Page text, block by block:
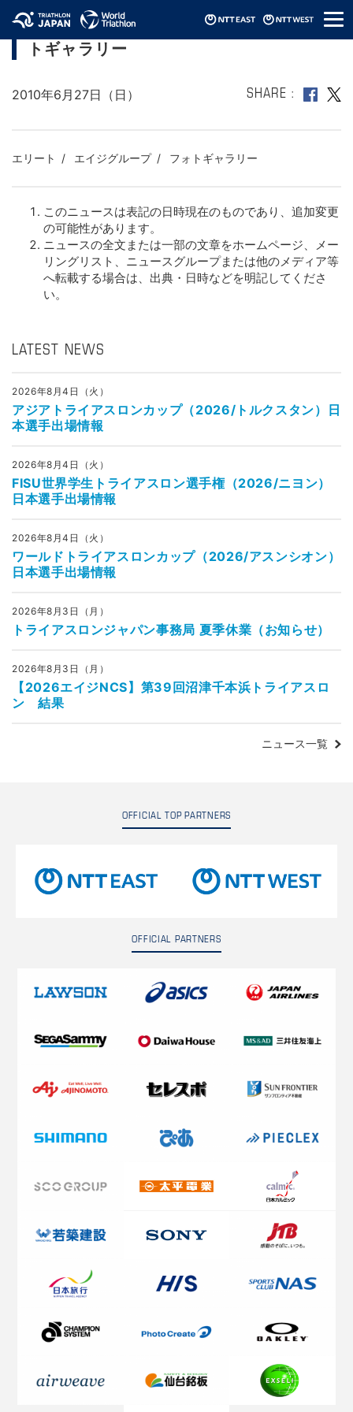
メ
ニ
2010日本スプリント選手権幕張大会フォ
トギャラリー
2010年6月27日（日） SHARE
エリート エイジグループ フォトギャラリー
このニュースは表記の日時現在のものであり、追加変更
の可能性があります。
ニュースの全文または一部の文章をホームページ、メー
リングリスト、ニュースグループまたは他のメディア等
へ転載する場合は、出典・日時などを明記してくださ
い。
LATEST NEWS
2026年8月4日（火）
アジアトライアスロンカップ（2026/トルクスタン）日
本選手出場情報
2026年8月4日（火）
FISU世界学生トライアスロン選手権（2026/ニヨン）
日本選手出場情報
2026年8月4日（火）
ワールドトライアスロンカップ（2026/アスンシオン）
日本選手出場情報
2026年8月3日（月）
トライアスロンジャパン事務局 夏季休業（お知らせ）
2026年8月3日（月）
【2026エイジNCS】第39回沼津千本浜トライアスロ
ン 結果
ニュース一覧
OFFICIAL TOP PARTNERS
OFFICIAL PARTNERS